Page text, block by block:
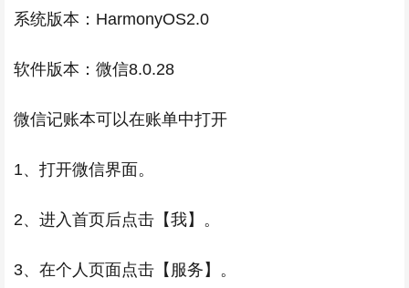
系统版本：HarmonyOS2.0
软件版本：微信8.0.28
微信记账本可以在账单中打开
1、打开微信界面。
2、进入首页后点击【我】。
3、在个人页面点击【服务】。